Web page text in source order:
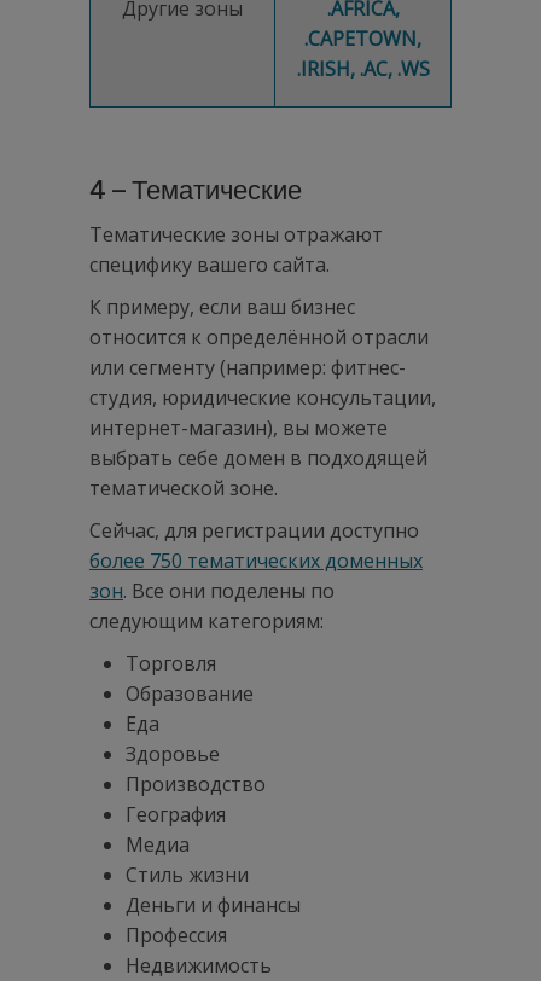
Другие зоны
.AFRICA,
.CAPETOWN,
.IRISH, .AC, .WS
4 – Тематические
Тематические зоны отражают
специфику вашего сайта.
К примеру, если ваш бизнес
относится к определённой отрасли
или сегменту (например: фитнес-
студия, юридические консультации,
интернет-магазин), вы можете
выбрать себе домен в подходящей
тематической зоне.
Сейчас, для регистрации доступно
более 750 тематических доменных
зон. Все они поделены по
следующим категориям:
Торговля
Образование
Еда
Здоровье
Производство
География
Медиа
Стиль жизни
Деньги и финансы
Профессия
Недвижимость